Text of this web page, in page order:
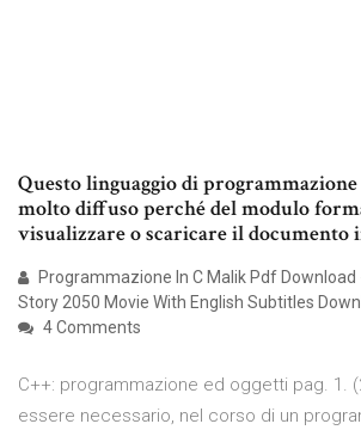
Questo linguaggio di
molto diffuso perché del modulo
visualizzare o scaricare il documento
Programmazione In C Malik Pdf Download
Story 2050 Movie With English Subtitles
4 Comments
C++: programmazione ed oggetti pag. 1.
essere necessario, nel corso di un